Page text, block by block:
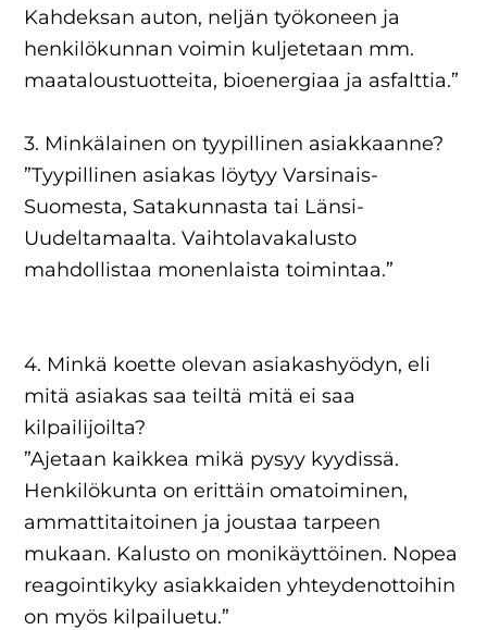
Kahdeksan auton, neljän työkoneen ja
henkilökunnan voimin kuljetetaan mm.
maataloustuotteita, bioenergiaa ja asfalttia.”
3. Minkälainen on tyypillinen asiakkaanne?
”Tyypillinen asiakas löytyy Varsinais-
Suomesta, Satakunnasta tai Länsi-
Uudeltamaalta. Vaihtolavakalusto
mahdollistaa monenlaista toimintaa.”
4. Minkä koette olevan asiakashyödyn, eli
mitä asiakas saa teiltä mitä ei saa
kilpailijoilta?
”Ajetaan kaikkea mikä pysyy kyydissä.
Henkilökunta on erittäin omatoiminen,
ammattitaitoinen ja joustaa tarpeen
mukaan. Kalusto on monikäyttöinen. Nopea
reagointikyky asiakkaiden yhteydenottoihin
on myös kilpailuetu.”